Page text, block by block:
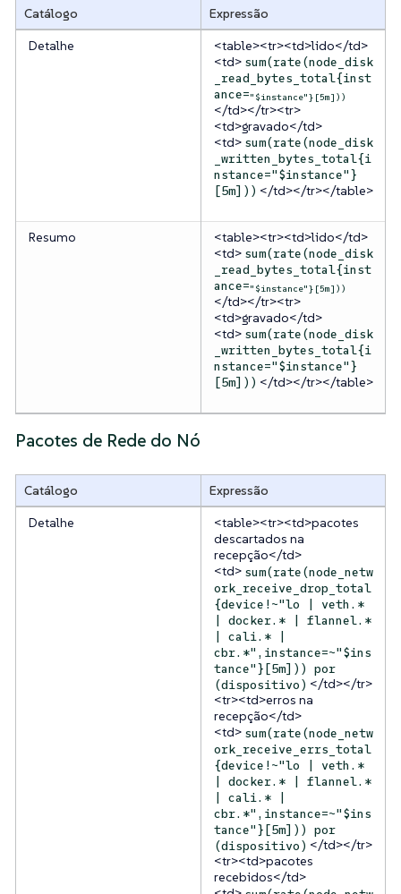
Catálogo
Expressão
Detalhe
<table><tr><td>lido</td>
<td> sum(rate(node_disk
_read_bytes_total{inst
ance="$instance"}[5m]))
</td></tr><tr>
<td>gravado</td>
<td> sum(rate(node_disk
_written_bytes_total{i
nstance="$instance"}
[5m])) </td></tr></table>
Resumo
<table><tr><td>lido</td>
<td> sum(rate(node_disk
_read_bytes_total{inst
ance="$instance"}[5m]))
</td></tr><tr>
<td>gravado</td>
<td> sum(rate(node_disk
_written_bytes_total{i
nstance="$instance"}
[5m])) </td></tr></table>
Pacotes de Rede do Nó
Catálogo
Expressão
Detalhe
<table><tr><td>pacotes
descartados na
recepção</td>
<td> sum(rate(node_netw
ork_receive_drop_total
{device!~"lo | veth.*
| docker.* | flannel.*
| cali.* |
cbr.*",instance=~"$ins
tance"}[5m])) por
(dispositivo) </td></tr>
<tr><td>erros na
recepção</td>
<td> sum(rate(node_netw
ork_receive_errs_total
{device!~"lo | veth.*
| docker.* | flannel.*
| cali.* |
cbr.*",instance=~"$ins
tance"}[5m])) por
(dispositivo) </td></tr>
<tr><td>pacotes
recebidos</td>